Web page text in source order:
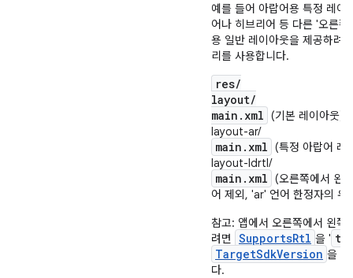
예를 들어 아랍어용 특정 레이
어나 히브리어 등 다른 '오른
용 일반 레이아웃을 제공하려
리를 사용합니다.
res/
layout/
main.xml (기본 레이아웃)
layout-ar/
main.xml (특정 아랍어 레
layout-ldrtl/
main.xml (오른쪽에서 왼
어 제외, 'ar' 언어 한정자의 우
참고: 앱에서 오른쪽에서 왼쪽
려면
SupportsRtl 을 '
TargetSdkVersion 을
다.